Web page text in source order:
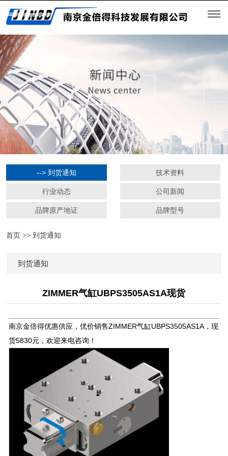
--> 到货通知 技术资料
行业动态 公司新闻
品牌原产地证 品牌型号
首页 >> 到货通知
到货通知
ZIMMER气缸UBPS3505AS1A现货
南京金倍得优惠供应，优价销售ZIMMER气缸UBPS3505AS1A，现
货5830元，欢迎来电咨询！